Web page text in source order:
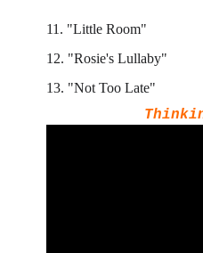
11. "Little Room"
​12. "Rosie's Lullaby"
13. "Not Too Late"